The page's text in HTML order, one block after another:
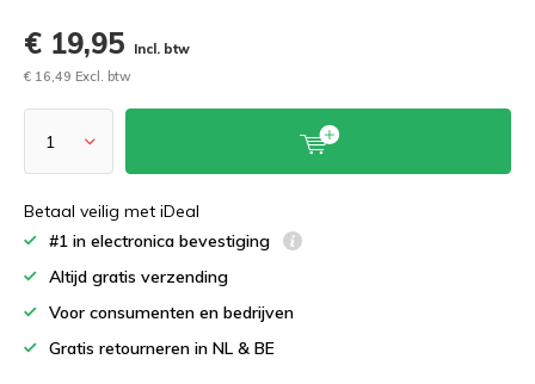
€ 19,95
Incl. btw
€ 16,49 Excl. btw
Betaal veilig met iDeal
#1 in electronica bevestiging
Altijd gratis verzending
Voor consumenten en bedrijven
Gratis retourneren in NL & BE